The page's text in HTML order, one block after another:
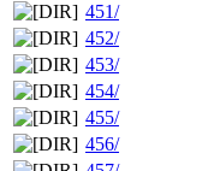
451/
452/
453/
454/
455/
456/